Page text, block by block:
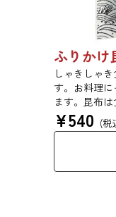
しゃきしゃ
す。お料理
ます。昆布
んでいるた
にお使いい
¥540 (税